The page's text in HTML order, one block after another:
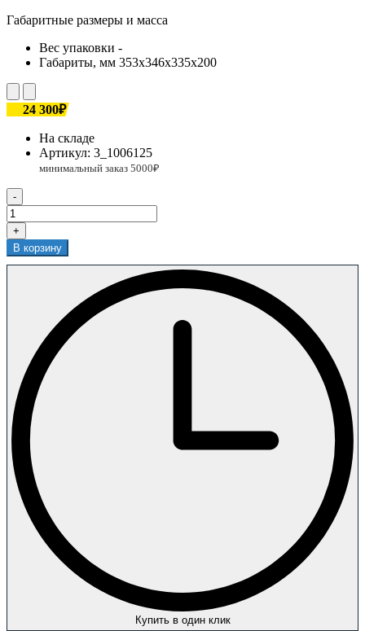
Габаритные размеры и масса
Вес упаковки -
Габариты, мм 353х346х335х200
24 300₽
На складе
Артикул: 3_1006125
-
+
В корзину
Купить в один клик